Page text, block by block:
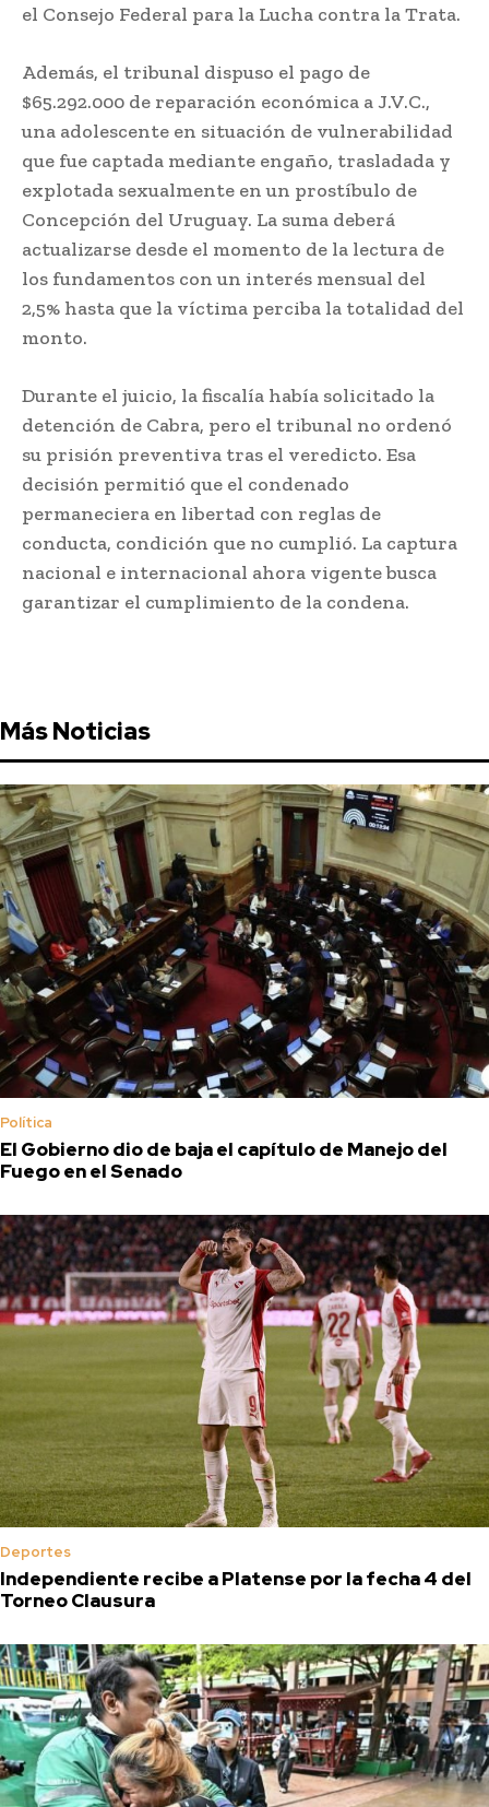
el Consejo Federal para la Lucha contra la Trata.
Además, el tribunal dispuso el pago de
$65.292.000 de reparación económica a J.V.C.,
una adolescente en situación de vulnerabilidad
que fue captada mediante engaño, trasladada y
explotada sexualmente en un prostíbulo de
Concepción del Uruguay. La suma deberá
actualizarse desde el momento de la lectura de
los fundamentos con un interés mensual del
2,5% hasta que la víctima perciba la totalidad del
monto.
Durante el juicio, la fiscalía había solicitado la
detención de Cabra, pero el tribunal no ordenó
su prisión preventiva tras el veredicto. Esa
decisión permitió que el condenado
permaneciera en libertad con reglas de
conducta, condición que no cumplió. La captura
nacional e internacional ahora vigente busca
garantizar el cumplimiento de la condena.
Más Noticias
Política
El Gobierno dio de baja el capítulo de Manejo del
Fuego en el Senado
Deportes
Independiente recibe a Platense por la fecha 4 del
Torneo Clausura